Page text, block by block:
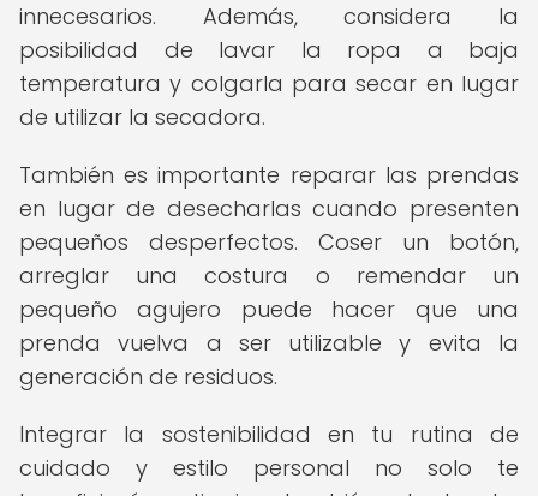
innecesarios. Además, considera la
posibilidad de lavar la ropa a baja
temperatura y colgarla para secar en lugar
de utilizar la secadora.
También es importante reparar las prendas
en lugar de desecharlas cuando presenten
pequeños desperfectos. Coser un botón,
arreglar una costura o remendar un
pequeño agujero puede hacer que una
prenda vuelva a ser utilizable y evita la
generación de residuos.
Integrar la sostenibilidad en tu rutina de
cuidado y estilo personal no solo te